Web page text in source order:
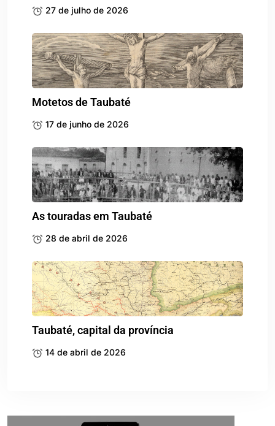
27 de julho de 2026
Motetos de Taubaté
17 de junho de 2026
As touradas em Taubaté
28 de abril de 2026
Taubaté, capital da província
14 de abril de 2026